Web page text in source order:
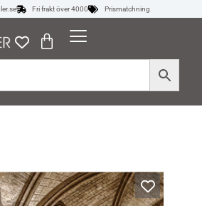
Fri frakt över 4000 Prismatchning